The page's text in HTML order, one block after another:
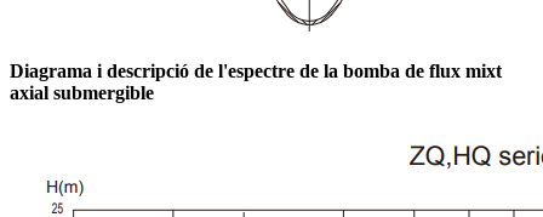
Diagrama i descripció de l'espectre de la bomba de flux mixt
axial submergible